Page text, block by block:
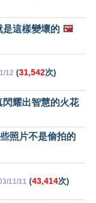
是這樣變壞的 🖼️
12 (31,542次)
耀出智慧的火花
照片不是偷拍的
11/11 (43,414次)